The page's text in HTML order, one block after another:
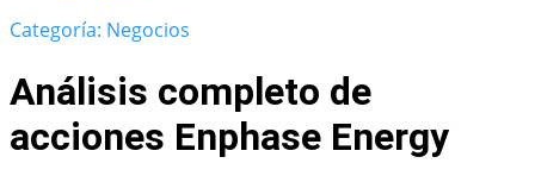
Categoría: Negocios
Análisis completo de
acciones Enphase Energy